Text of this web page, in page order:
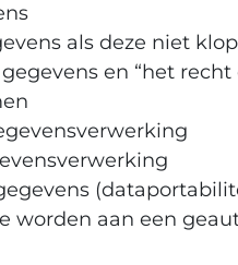
als deze niet
en “het
worden aan een